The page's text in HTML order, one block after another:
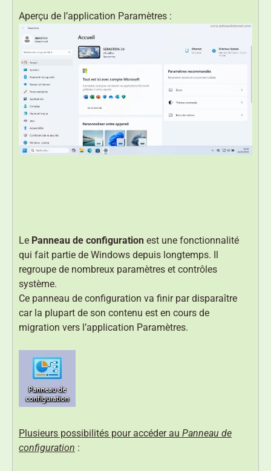
Aperçu de l’application Paramètres :
Le Panneau de configuration est une fonctionnalité
qui fait partie de Windows depuis longtemps. Il
regroupe de nombreux paramètres et contrôles
système.
Ce panneau de configuration va finir par disparaître
car la plupart de son contenu est en cours de
migration vers l’application Paramètres.
Plusieurs possibilités pour accéder au Panneau de
configuration :